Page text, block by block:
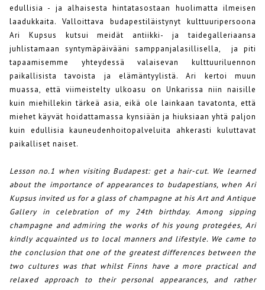
edullisia - ja alhaisesta hintatasostaan huolimatta ilmeisen
laadukkaita. Valloittava budapestiläistynyt kulttuuripersoona
Ari Kupsus kutsui meidät antiikki- ja taidegalleriaansa
juhlistamaan syntymäpäivääni samppanjalasillisella, ja piti
tapaamisemme yhteydessä valaisevan kulttuuriluennon
paikallisista tavoista ja elämäntyylistä. Ari kertoi muun
muassa, että viimeistelty ulkoasu on Unkarissa niin naisille
kuin miehillekin tärkeä asia, eikä ole lainkaan tavatonta, että
miehet käyvät hoidattamassa kynsiään ja hiuksiaan yhtä paljon
kuin edullisia kauneudenhoitopalveluita ahkerasti kuluttavat
paikalliset naiset.
Lesson no.1 when visiting Budapest: get a hair-cut. We learned
about the importance of appearances to budapestians, when Ari
Kupsus invited us for a glass of champagne at his Art and Antique
Gallery in celebration of my 24th birthday. Among sipping
champagne and admiring the works of his young protegées, Ari
kindly acquainted us to local manners and lifestyle. We came to
the conclusion that one of the greatest differences between the
two cultures was that whilst Finns have a more practical and
relaxed approach to their personal appearances, and rather